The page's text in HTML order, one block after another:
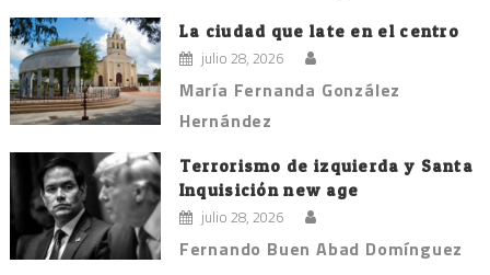
La ciudad que late en el centro
julio 28, 2026
María Fernanda González
Hernández
Terrorismo de izquierda y Santa
Inquisición new age
julio 28, 2026
Fernando Buen Abad Domínguez